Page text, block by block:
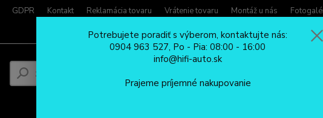
GDPR Kontakt Reklamácia tovaru Vrátenie tovaru Montáž u nás
Po -
Potrebujete poradiť s výberom, kontaktujte nás:
0904 963 527, Po - Pia: 08:00 - 16:00
info@hifi-auto.sk
Prajeme príjemné nakupovanie